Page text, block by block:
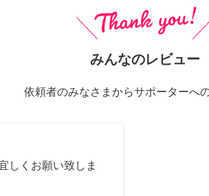
みんなのレビュー
依頼者のみなさまからサポーターへ
しくお願い致しま